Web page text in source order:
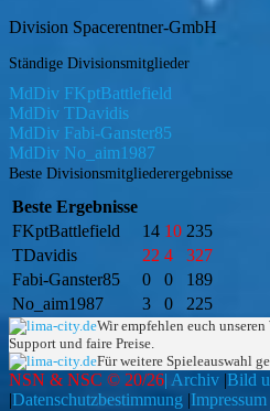
Division Spacerentner-GmbH
Ständige Divisionsmitglieder
MdDiv FKptBattlefield
MdDiv TDavidis
MdDiv Fabi-Ganster85
MdDiv No_aim1987
Beste Divisionsmitgliederergebnisse
Beste Ergebnisse
FKptBattlefield
14 10 235
TDavidis
22 4
327
Fabi-Ganster85
0 0
189
No_aim1987
3 0 225
Wir empfehlen euch unseren
Support und faire Preise.
Für weitere Spieleauswahl
NSN & NSC © 20/26| Archiv |Bild
|Datenschutzbestimmung |Impressum